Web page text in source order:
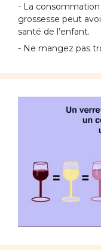
- La consommation
grossesse peut
santé de l’enfant.
- Ne mangez pas